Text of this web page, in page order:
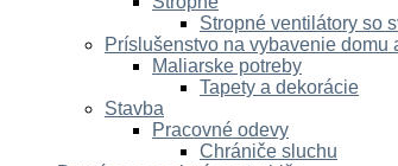
Stropné ventilátory so
Príslušenstvo na vybavenie domu
Maliarske potreby
Tapety a dekorácie
Stavba
Pracovné odevy
Chrániče sluchu